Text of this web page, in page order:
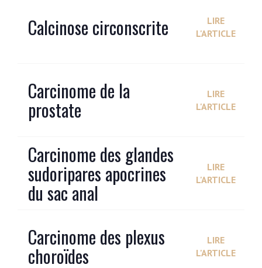
Calcinose circonscrite
LIRE
L'ARTICLE
Carcinome de la
prostate
LIRE
L'ARTICLE
Carcinome des glandes
sudoripares apocrines
du sac anal
LIRE
L'ARTICLE
Carcinome des plexus
choroïdes
LIRE
L'ARTICLE